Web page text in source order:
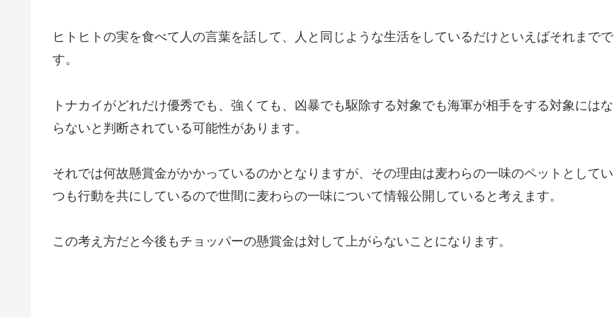
ヒトヒトの実を食べて人の言葉を話して、人と同じような生活をしているだけといえばそれまでで
す。
トナカイがどれだけ優秀でも、強くても、凶暴でも駆除する対象でも海軍が相手をする対象にはな
らないと判断されている可能性があります。
それでは何故懸賞金がかかっているのかとなりますが、その理由は麦わらの一味のペットとしてい
つも行動を共にしているので世間に麦わらの一味について情報公開していると考えます。
この考え方だと今後もチョッパーの懸賞金は対して上がらないことになります。